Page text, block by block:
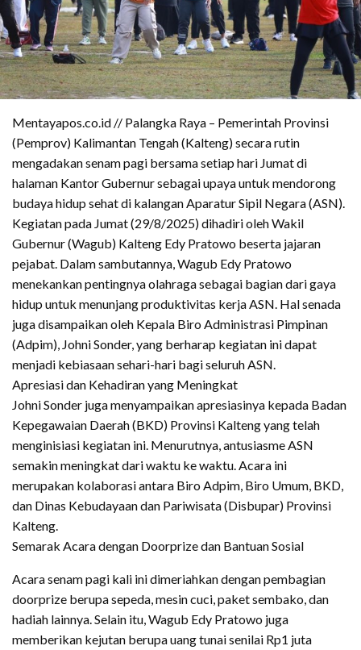
Mentayapos.co.id // Palangka Raya – Pemerintah Provinsi
(Pemprov) Kalimantan Tengah (Kalteng) secara rutin
mengadakan senam pagi bersama setiap hari Jumat di
halaman Kantor Gubernur sebagai upaya untuk mendorong
budaya hidup sehat di kalangan Aparatur Sipil Negara (ASN).
​Kegiatan pada Jumat (29/8/2025) dihadiri oleh Wakil
Gubernur (Wagub) Kalteng Edy Pratowo beserta jajaran
pejabat. Dalam sambutannya, Wagub Edy Pratowo
menekankan pentingnya olahraga sebagai bagian dari gaya
hidup untuk menunjang produktivitas kerja ASN. Hal senada
juga disampaikan oleh Kepala Biro Administrasi Pimpinan
(Adpim), Johni Sonder, yang berharap kegiatan ini dapat
menjadi kebiasaan sehari-hari bagi seluruh ASN.
​Apresiasi dan Kehadiran yang Meningkat
​Johni Sonder juga menyampaikan apresiasinya kepada Badan
Kepegawaian Daerah (BKD) Provinsi Kalteng yang telah
menginisiasi kegiatan ini. Menurutnya, antusiasme ASN
semakin meningkat dari waktu ke waktu. Acara ini
merupakan kolaborasi antara Biro Adpim, Biro Umum, BKD,
dan Dinas Kebudayaan dan Pariwisata (Disbupar) Provinsi
Kalteng.
​Semarak Acara dengan Doorprize dan Bantuan Sosial
​Acara senam pagi kali ini dimeriahkan dengan pembagian
doorprize berupa sepeda, mesin cuci, paket sembako, dan
hadiah lainnya. Selain itu, Wagub Edy Pratowo juga
memberikan kejutan berupa uang tunai senilai Rp1 juta